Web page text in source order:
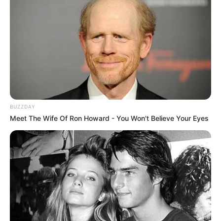
Museen in und um Oranienbaum-Wörlitz
Kinderausflugsziele für Oranienbaum-Wörlitz
Kindergeburtstag feiern
Schlösser und Burgen in und um Oranienbaum-Wörl
Tagesausflugsziele für Oranienbaum-Wörlitz
Bademöglichkeiten
Wandern
Kinoprogramm
Angebote für Behinderte
Fremdenverkehrsamt und Tourist Information
Weitere Informationen über den Wörlitzer Park
BUZZDAY
Meet The Wife Of Ron Howard - You Won't Believe Your Eyes